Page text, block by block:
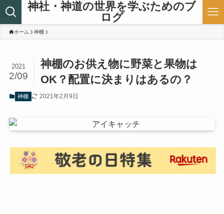
神社・神道の世界を学ぶためのブ
ログ
ホーム 神棚
神棚のお供え物に野菜と果物は
OK？配置に決まりはあるの？
2021
2/09
神棚 2021年2月9日